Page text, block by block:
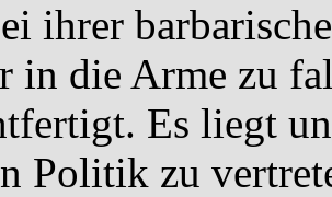
ihrer
in die Arme zu
Es liegt
Politik zu